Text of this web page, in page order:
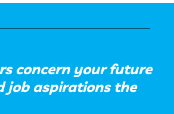
concern your future
job aspirations the